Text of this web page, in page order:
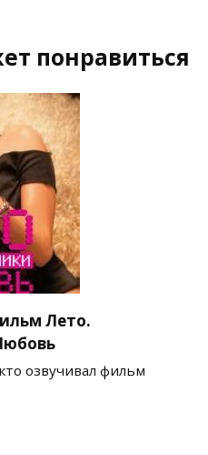
понравиться
Лето.
озвучивал фильм